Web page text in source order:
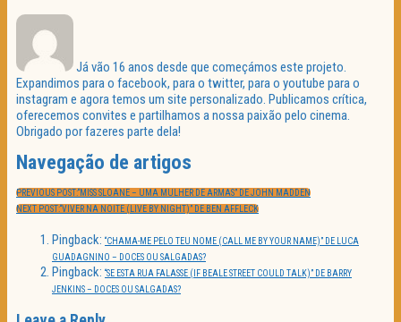
Já vão 16 anos desde que começámos este projeto.
Expandimos para o facebook, para o twitter, para o youtube para o
instagram e agora temos um site personalizado. Publicamos crítica,
oferecemos convites e partilhamos a nossa paixão pelo cinema.
Obrigado por fazeres parte dela!
Navegação de artigos
PREVIOUS POST:“MISS SLOANE – UMA MULHER DE ARMAS” DE JOHN MADDEN
NEXT POST:“VIVER NA NOITE (LIVE BY NIGHT)” DE BEN AFFLECK
Pingback: “CHAMA-ME PELO TEU NOME (CALL ME BY YOUR NAME)” DE LUCA
GUADAGNINO – DOCES OU SALGADAS?
Pingback: “SE ESTA RUA FALASSE (IF BEALE STREET COULD TALK)” DE BARRY
JENKINS – DOCES OU SALGADAS?